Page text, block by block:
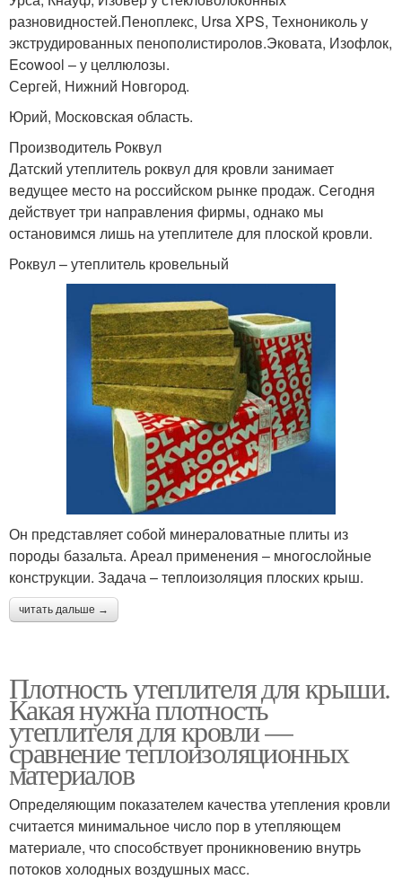
разновидностей.Пеноплекс, Ursa XPS, Технониколь у
экструдированных пенополистиролов.Эковата, Изофлок,
Ecowool – у целлюлозы.
Сергей, Нижний Новгород.
Юрий, Московская область.
Производитель Роквул
Датский утеплитель роквул для кровли занимает
ведущее место на российском рынке продаж. Сегодня
действует три направления фирмы, однако мы
остановимся лишь на утеплителе для плоской кровли.
Роквул – утеплитель кровельный
Он представляет собой минераловатные плиты из
породы базальта. Ареал применения – многослойные
конструкции. Задача – теплоизоляция плоских крыш.
читать дальше →
Плотность утеплителя для крыши.
Какая нужна плотность
утеплителя для кровли —
сравнение теплоизоляционных
материалов
Определяющим показателем качества утепления кровли
считается минимальное число пор в утепляющем
материале, что способствует проникновению внутрь
потоков холодных воздушных масс.